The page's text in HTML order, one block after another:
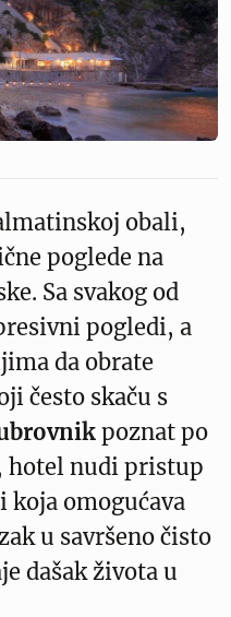
obali,
poglede na
Sa svakog od
pogledi, a
da obrate
često skaču s
poznat po
hotel nudi pristup
omogućava
u savršeno čisto
dašak života u